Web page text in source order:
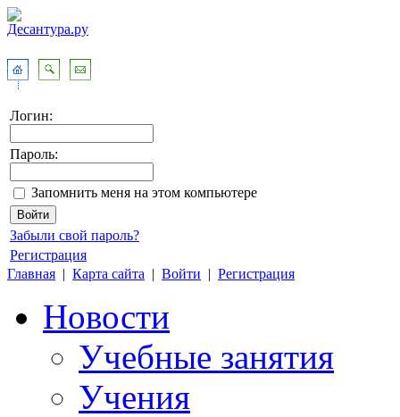
Логин:
Пароль:
Запомнить меня на этом компьютере
Забыли свой пароль?
Регистрация
Главная | Карта сайта | Войти | Регистрация
Новости
Учебные занятия
Учения